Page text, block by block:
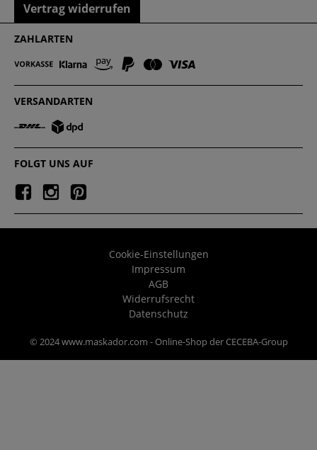
Vertrag widerrufen
ZAHLARTEN
VERSANDARTEN
FOLGT UNS AUF
Cookie-Einstellungen
Impressum
AGB
Widerrufsrecht
Datenschutz
© 2024 www.maskador.com - Online-Shop der CECEBA-Group